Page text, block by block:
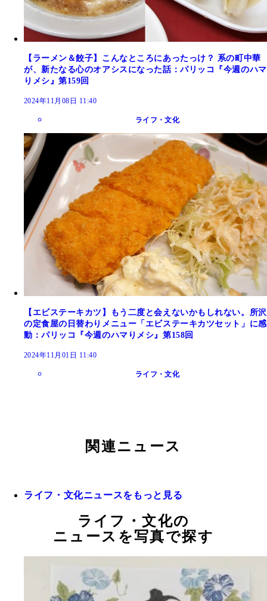
【ラーメン＆餃子】こんなところにあったっけ？ 系の町中華
が、新たなる心のオアシスになった話：パリッコ『今週のハマ
りメシ』第159回
2024年11月08日 11:40
ライフ・文化
【エビステーキカツ】もう二度と会えないかもしれない。所沢
の定食屋の日替わりメニュー「エビステーキカツセット」に感
動：パリッコ『今週のハマりメシ』第158回
2024年11月01日 11:40
ライフ・文化
関連ニュース
ライフ・文化ニュースをもっと見る
ライフ・文化の
ニュースを写真で探す